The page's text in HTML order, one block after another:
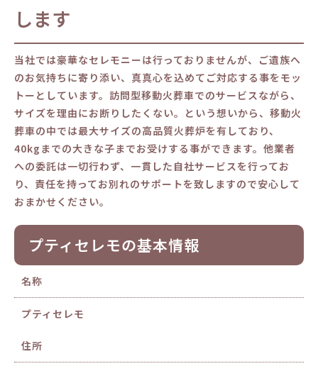
します
当社では豪華なセレモニーは行っておりませんが、ご遺族へ
のお気持ちに寄り添い、真真心を込めてご対応する事をモッ
トーとしています。訪問型移動火葬車でのサービスながら、
サイズを理由にお断りしたくない。という想いから、移動火
葬車の中では最大サイズの高品質火葬炉を有しており、
40kgまでの大きな子までお受けする事ができます。他業者
への委託は一切行わず、一貫した自社サービスを行ってお
り、責任を持ってお別れのサポートを致しますので安心して
おまかせください。
プティセレモの基本情報
名称
プティセレモ
住所